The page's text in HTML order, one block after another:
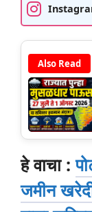
Also Read
हे वाचा :
जमीन